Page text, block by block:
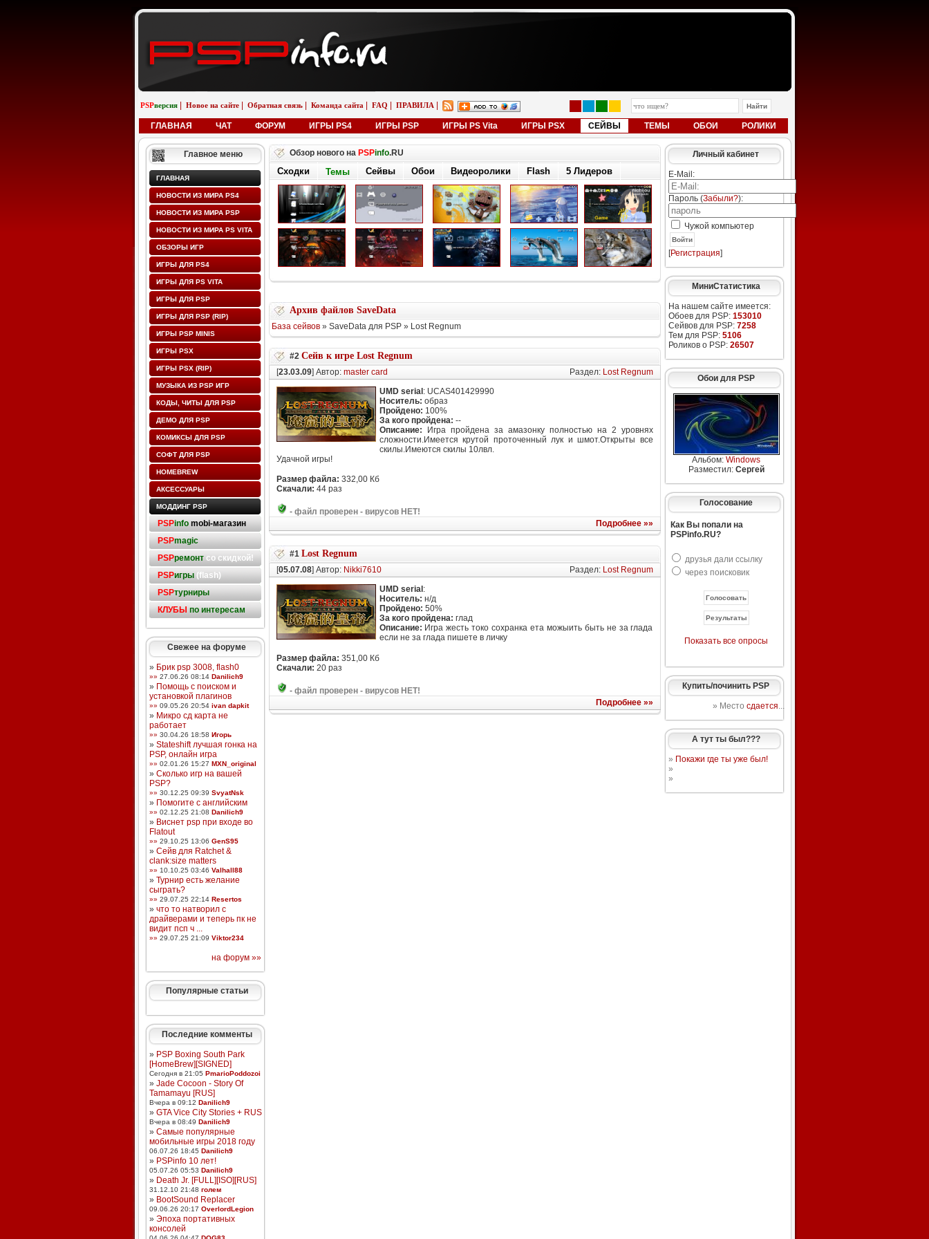
PSPверсия Новое на сайте Обратная связь Команда сайта FAQ ПРАВИЛА
ГЛАВНАЯ ЧАТ ФОРУМ ИГРЫ PS4 ИГРЫ PSP ИГРЫ PS Vita ИГРЫ PSX СЕЙВЫ ТЕМЫ ОБОИ РОЛИКИ
Главное меню
ГЛАВНАЯ
НОВОСТИ ИЗ МИРА PS4
НОВОСТИ ИЗ МИРА PSP
НОВОСТИ ИЗ МИРА PS VITA
ОБЗОРЫ ИГР
ИГРЫ ДЛЯ PS4
ИГРЫ ДЛЯ PS VITA
ИГРЫ ДЛЯ PSP
ИГРЫ ДЛЯ PSP (RIP)
ИГРЫ PSP MINIS
ИГРЫ PSX
ИГРЫ PSX (RIP)
МУЗЫКА ИЗ PSP ИГР
КОДЫ, ЧИТЫ ДЛЯ PSP
ДЕМО ДЛЯ PSP
КОМИКСЫ ДЛЯ PSP
СОФТ ДЛЯ PSP
HOMEBREW
АКСЕССУАРЫ
МОДДИНГ PSP
PSPinfo mobi-магазин
PSPmagic
PSPремонтсо скидкой!
PSPигры(flash)
PSPтурниры
КЛУБЫ по интересам
Свежее на форуме
» Брик psp 3008, flash0
»» 27.06.26 08:14 Danilich9
» Помощь с поиском и
установкой плагинов
»» 09.05.26 20:54 ivan dapkit
» Микро сд карта не
работает
»» 30.04.26 18:58 Игорь
» Stateshift лучшая гонка на
PSP, онлайн игра
»» 02.01.26 15:27 MXN_original
» Сколько игр на вашей
PSP?
»» 30.12.25 09:39 SvyatNsk
» Помогите с английским
»» 02.12.25 21:08 Danilich9
» Виснет psp при входе во
Flatout
»» 29.10.25 13:06 GenS95
» Сейв для Ratchet &
clank:size matters
»» 10.10.25 03:46 Valhall88
» Турнир есть желание
сыграть?
»» 29.07.25 22:14 Resertos
» что то натворил с
драйверами и теперь пк не
видит псп ч ...
»» 29.07.25 21:09 Viktor234
на форум »»
Популярные статьи
Последние комменты
» PSP Boxing South Park
[HomeBrew][SIGNED]
Сегодня в 21:05 PmarioPoddozoi
» Jade Cocoon - Story Of
Tamamayu [RUS]
Вчера в 09:12 Danilich9
» GTA Vice City Stories + RUS
Вчера в 08:49 Danilich9
» Самые популярные
мобильные игры 2018 году
06.07.26 18:45 Danilich9
» PSPinfo 10 лет!
05.07.26 05:53 Danilich9
» Death Jr. [FULL][ISO][RUS]
31.12.10 21:48 голем
» BootSound Replacer
09.06.26 20:17 OverlordLegion
» Эпоха портативных
консолей
Обзор нового на PSPinfo.RU
Сходки Темы Сейвы Обои Видеоролики Flash 5 Лидеров
Архив файлов SaveData
База сейвов» SaveData для PSP » Lost Regnum
#2 Сейв к игре Lost Regnum
[23.03.09] Автор: master card Раздел: Lost Regnum
UMD serial : UCAS401429990
Носитель: образ
Пройдено: 100%
За кого пройдена: --
Описание: Игра пройдена за амазонку полностью на 2 уровнях
сложности.Имеется крутой проточенный лук и шмот.Открыты все
скилы.Имеются скилы 10лвл.
Удачной игры!
Размер файла: 332,00 Кб
Скачали: 44 раз
- файл проверен - вирусов НЕТ!
Подробнее »»
#1 Lost Regnum
[05.07.08] Автор: Nikki7610 Раздел: Lost Regnum
UMD serial :
Носитель: н/д
Пройдено: 50%
За кого пройдена: глад
Описание: Игра жесть токо сохранка ета можыить быть не за глада
если не за глада пишете в личку
Размер файла: 351,00 Кб
Скачали: 20 раз
- файл проверен - вирусов НЕТ!
Подробнее »»
Личный кабинет
E-Mail:
Пароль (Забыли?):
Чужой компьютер
Войти
[Регистрация]
МиниСтатистика
На нашем сайте имеется:
Обоев для PSP: 153010
Сейвов для PSP: 7258
Тем для PSP: 5106
Роликов о PSP: 26507
Обои для PSP
Альбом: Windows
Разместил: Сергей
Голосование
Как Вы попали на
PSPinfo.RU?
друзья дали ссылку
через поисковик
Показать все опросы
Купить/починить PSP
» Место сдается...
А тут ты был???
» Покажи где ты уже был!
»
»